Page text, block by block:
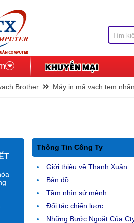
Brother Máy in mã vạch tem nhãn
Thông Tin Công Ty
Giới thiệu về Thanh Xuân...
Bản đồ
Tầm nhìn sứ mệnh
Đối tác chiến lược
Những Bước Ngoặt Của